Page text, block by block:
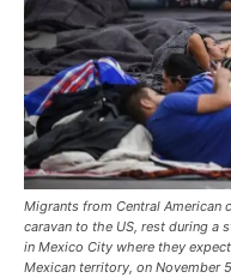
Migrants from Central American
caravan to the US, rest during a
in Mexico City where they
Mexican territory, on November